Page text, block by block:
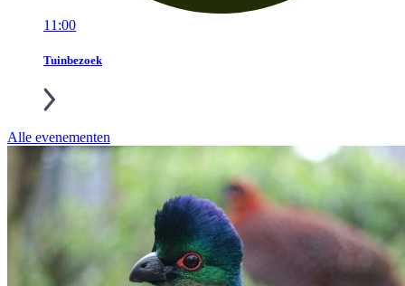
11:00
Tuinbezoek
Alle evenementen